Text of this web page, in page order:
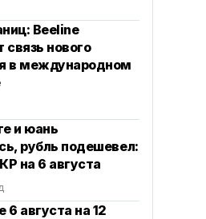
Beeline
связь нового
в международном
и юань
рубль подешевел:
на 6 августа
6 августа на 12